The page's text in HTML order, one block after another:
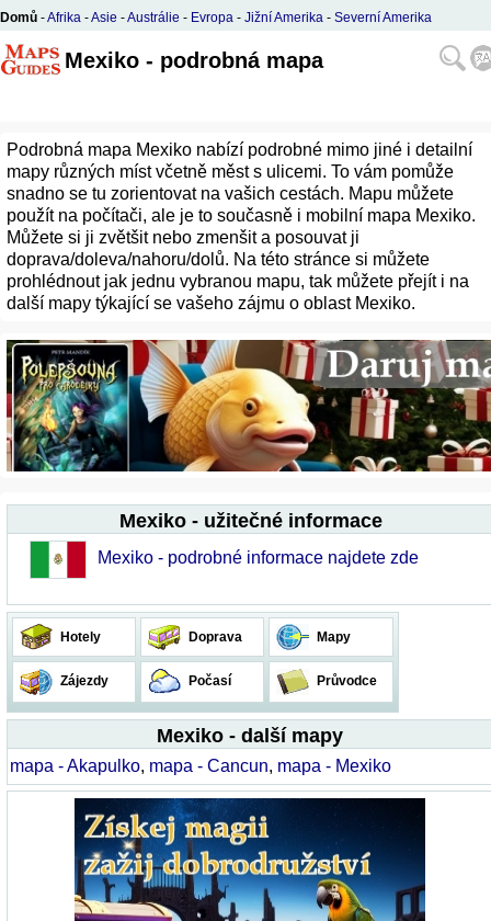
Domů -Afrika -Asie -Austrálie - Evropa - Jižní Amerika - Severní Amerika
Mexiko - podrobná mapa
Podrobná mapa Mexiko nabízí podrobné mimo jiné i detailní
mapy různých míst včetně měst s ulicemi. To vám pomůže
snadno se tu zorientovat na vašich cestách. Mapu můžete
použít na počítači, ale je to současně i mobilní mapa Mexiko.
Můžete si ji zvětšit nebo zmenšit a posouvat ji
doprava/doleva/nahoru/dolů. Na této stránce si můžete
prohlédnout jak jednu vybranou mapu, tak můžete přejít i na
další mapy týkající se vašeho zájmu o oblast Mexiko.
Mexiko - užitečné informace
Mexiko - podrobné informace najdete zde
Hotely Doprava Mapy
Zájezdy Počasí Průvodce
Mexiko - další mapy
mapa - Akapulko, mapa - Cancun, mapa - Mexiko